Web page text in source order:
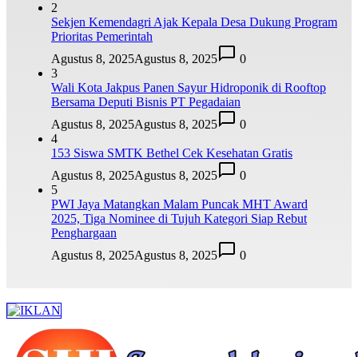
2
Sekjen Kemendagri Ajak Kepala Desa Dukung Program
Prioritas Pemerintah
Agustus 8, 2025Agustus 8, 2025
0
3
Wali Kota Jakpus Panen Sayur Hidroponik di Rooftop
Bersama Deputi Bisnis PT Pegadaian
Agustus 8, 2025Agustus 8, 2025
0
4
153 Siswa SMTK Bethel Cek Kesehatan Gratis
Agustus 8, 2025Agustus 8, 2025
0
5
PWI Jaya Matangkan Malam Puncak MHT Award
2025, Tiga Nominee di Tujuh Kategori Siap Rebut
Penghargaan
Agustus 8, 2025Agustus 8, 2025 0